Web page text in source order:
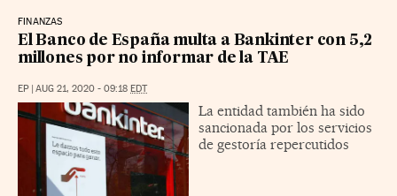
FINANZAS
El Banco de España multa a Bankinter con 5,2
millones por no informar de la TAE
EP AUG 21, 2020 - 09:18 EDT
La entidad también ha sido
sancionada por los servicios
de gestoría repercutidos